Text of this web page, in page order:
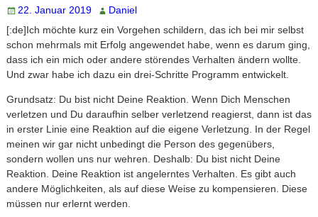
22. Januar 2019
Daniel
[:de]Ich möchte kurz ein Vorgehen schildern, das ich bei mir selbst
schon mehrmals mit Erfolg angewendet habe, wenn es darum ging,
dass ich ein mich oder andere störendes Verhalten ändern wollte.
Und zwar habe ich dazu ein drei-Schritte Programm entwickelt.
Grundsatz: Du bist nicht Deine Reaktion. Wenn Dich Menschen
verletzen und Du daraufhin selber verletzend reagierst, dann ist das
in erster Linie eine Reaktion auf die eigene Verletzung. In der Regel
meinen wir gar nicht unbedingt die Person des gegenübers,
sondern wollen uns nur wehren. Deshalb: Du bist nicht Deine
Reaktion. Deine Reaktion ist angelerntes Verhalten. Es gibt auch
andere Möglichkeiten, als auf diese Weise zu kompensieren. Diese
müssen nur erlernt werden.